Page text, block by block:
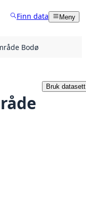
Finn data Meny
Bodø
Bruk datasett